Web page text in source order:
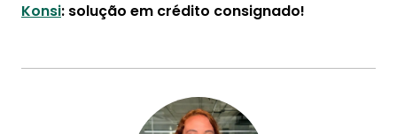
Konsi: solução em crédito consignado!